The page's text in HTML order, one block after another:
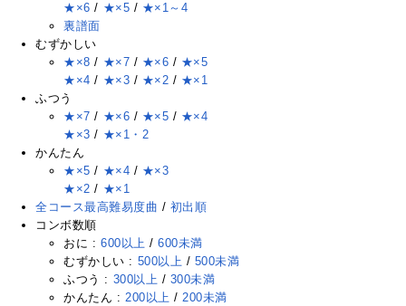
★×6 / ★×5 / ★×1～4
裏譜面
むずかしい
★×8 / ★×7 / ★×6 / ★×5
★×4 / ★×3 / ★×2 / ★×1
ふつう
★×7 / ★×6 / ★×5 / ★×4
★×3 / ★×1・2
かんたん
★×5 / ★×4 / ★×3
★×2 / ★×1
全コース最高難易度曲 / 初出順
コンボ数順
おに : 600以上 /600未満
むずかしい : 500以上 / 500未満
ふつう : 300以上 / 300未満
かんたん :200以上 /200未満